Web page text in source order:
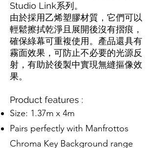
Studio Link系列。
由於採用乙烯塑膠材質，它們可以
輕鬆擦拭乾淨且展開後沒有摺痕，
確保綠幕可重複使用。產品還具有
霧面效果，可防止不必要的光源反
射，有助於後製中實現無縫摳像效
果。
Product features :
Size: 1.37m x 4m
Pairs perfectly with Manfrottos
Chroma Key Background range